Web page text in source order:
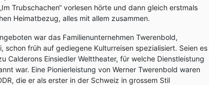
Trubschachen“ vorlesen hörte und dann gleich erstmals
Heimatbezug, alles mit allem zusammen.
war das Familienunternehmen Twerenbold,
schon früh auf gediegene Kulturreisen spezialisiert. Seien es
Calderons Einsiedler Welttheater, für welche Dienstleistung
war. Eine Pionierleistung von Werner Twerenbold waren
die er als erster in der Schweiz in grossem Stil